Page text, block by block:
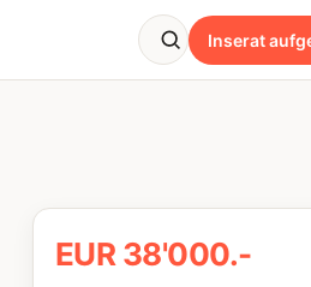
Inserat
EUR 38'000.-